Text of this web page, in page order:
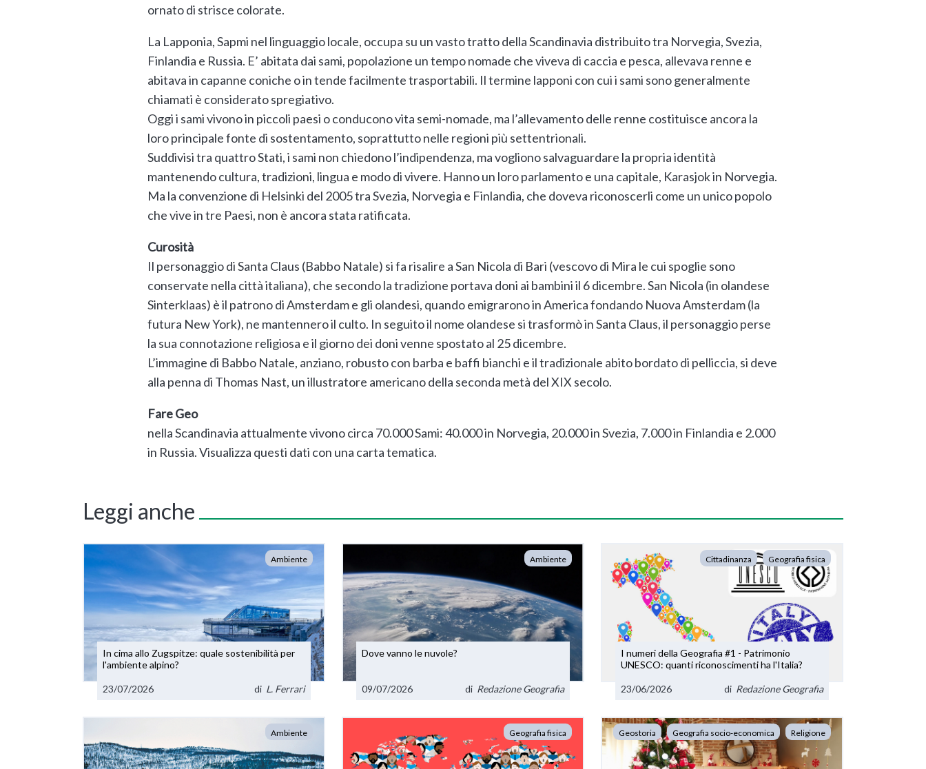
ornato di strisce colorate.
La Lapponia, Sapmi nel linguaggio locale, occupa su un vasto tratto della Scandinavia distribuito tra Norvegia, Svezia,
Finlandia e Russia. E’ abitata dai sami, popolazione un tempo nomade che viveva di caccia e pesca, allevava renne e
abitava in capanne coniche o in tende facilmente trasportabili. Il termine lapponi con cui i sami sono generalmente
chiamati è considerato spregiativo.
Oggi i sami vivono in piccoli paesi o conducono vita semi-nomade, ma l’allevamento delle renne costituisce ancora la
loro principale fonte di sostentamento, soprattutto nelle regioni più settentrionali.
Suddivisi tra quattro Stati, i sami non chiedono l’indipendenza, ma vogliono salvaguardare la propria identità
mantenendo cultura, tradizioni, lingua e modo di vivere. Hanno un loro parlamento e una capitale, Karasjok in Norvegia.
Ma la convenzione di Helsinki del 2005 tra Svezia, Norvegia e Finlandia, che doveva riconoscerli come un unico popolo
che vive in tre Paesi, non è ancora stata ratificata.
Curosità
Il personaggio di Santa Claus (Babbo Natale) si fa risalire a San Nicola di Bari (vescovo di Mira le cui spoglie sono
conservate nella città italiana), che secondo la tradizione portava doni ai bambini il 6 dicembre. San Nicola (in olandese
Sinterklaas) è il patrono di Amsterdam e gli olandesi, quando emigrarono in America fondando Nuova Amsterdam (la
futura New York), ne mantennero il culto. In seguito il nome olandese si trasformò in Santa Claus, il personaggio perse
la sua connotazione religiosa e il giorno dei doni venne spostato al 25 dicembre.
L’immagine di Babbo Natale, anziano, robusto con barba e baffi bianchi e il tradizionale abito bordato di pelliccia, si deve
alla penna di Thomas Nast, un illustratore americano della seconda metà del XIX secolo.
Fare Geo
nella Scandinavia attualmente vivono circa 70.000 Sami: 40.000 in Norvegia, 20.000 in Svezia, 7.000 in Finlandia e 2.000
in Russia. Visualizza questi dati con una carta tematica.
Leggi anche
Ambiente
In cima allo Zugspitze: quale sostenibilità per
l'ambiente alpino?
23/07/2026 di L. Ferrari
Ambiente
Dove vanno le nuvole?
09/07/2026 di Redazione Geografia
Cittadinanza Geografia fisica
I numeri della Geografia #1 - Patrimonio
UNESCO: quanti riconoscimenti ha l'Italia?
23/06/2026 di Redazione Geografia
Ambiente Geografia fisica Geostoria Geografia socio-economica Religione